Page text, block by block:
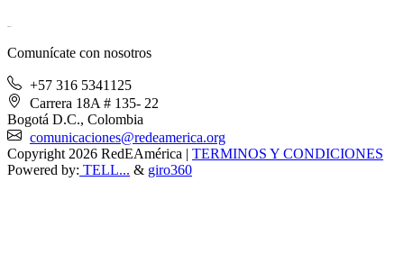
Comunícate con nosotros
+57 316 5341125
Carrera 18A # 135- 22
Bogotá D.C., Colombia
comunicaciones@redeamerica.org
Copyright 2026 RedEAmérica | TERMINOS Y CONDICIONES
Powered by: TELL... & giro360